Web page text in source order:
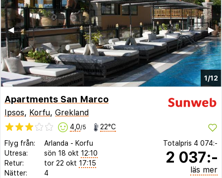
1/12
▶︎
◀︎
Apartments San Marco
Ipsos, Korfu, Grekland
4,0/5 22°C
Flyg från: Arlanda - Korfu
Utresa:
sön 18 okt 12:10
Retur:
tor 22 okt 17:15
Nätter:
4
Totalpris 4 074:-
2 037:-
läs mer